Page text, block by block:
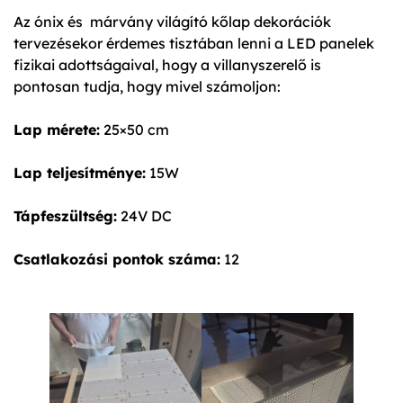
Az ónix és márvány világító kőlap dekorációk
tervezésekor érdemes tisztában lenni a LED panelek
fizikai adottságaival, hogy a villanyszerelő is
pontosan tudja, hogy mivel számoljon:
Lap mérete: 25×50 cm
Lap teljesítménye: 15W
Tápfeszültség: 24V DC
Csatlakozási pontok száma: 12